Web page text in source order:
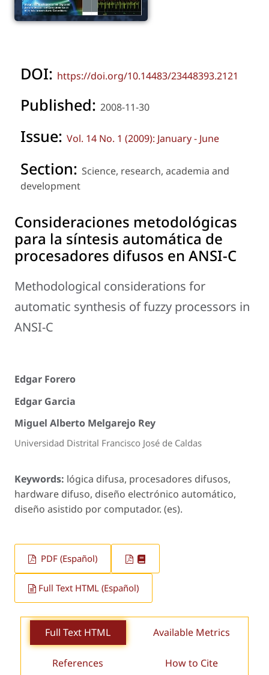
DOI: https://doi.org/10.14483/23448393.2121
Published: 2008-11-30
Issue: Vol. 14 No. 1 (2009): January - June
Section: Science, research, academia and
development
Consideraciones metodológicas
para la síntesis automática de
procesadores difusos en ANSI-C
Methodological considerations for
automatic synthesis of fuzzy processors in
ANSI-C
Edgar Forero
Edgar Garcia
Miguel Alberto Melgarejo Rey
Universidad Distrital Francisco José de Caldas
Keywords: lógica difusa, procesadores difusos,
hardware difuso, diseño electrónico automático,
diseño asistido por computador. (es).
PDF (Español)
Full Text HTML (Español)
Full Text HTML Available Metrics
References How to Cite